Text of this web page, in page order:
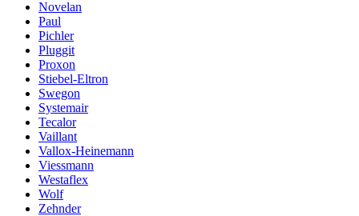
Novelan
Paul
Pichler
Pluggit
Proxon
Stiebel-Eltron
Swegon
Systemair
Tecalor
Vaillant
Vallox-Heinemann
Viessmann
Westaflex
Wolf
Zehnder